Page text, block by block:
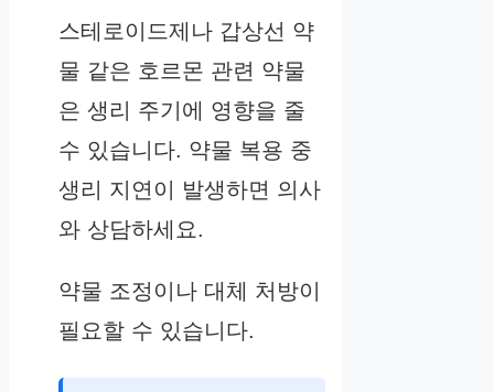
스테로이드제나 갑상선 약
물 같은 호르몬 관련 약물
은 생리 주기에 영향을 줄
수 있습니다. 약물 복용 중
생리 지연이 발생하면 의사
와 상담하세요.
약물 조정이나 대체 처방이
필요할 수 있습니다.